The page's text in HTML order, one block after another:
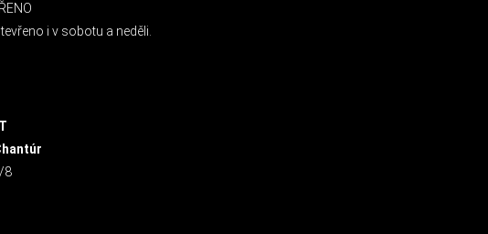
i v sobotu a neděli.
8